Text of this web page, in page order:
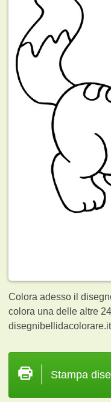
Colora adesso il
colora una delle altre
disegnibellidacolorare.it
Stampa